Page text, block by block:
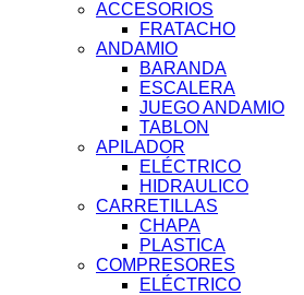
ACCESORIOS
FRATACHO
ANDAMIO
BARANDA
ESCALERA
JUEGO ANDAMIO
TABLON
APILADOR
ELÉCTRICO
HIDRAULICO
CARRETILLAS
CHAPA
PLASTICA
COMPRESORES
ELÉCTRICO